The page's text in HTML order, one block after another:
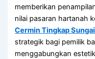
memberikan
nilai pasaran hartanah
Cermin Tingkap
strategik bagi pemilik
menggabungkan